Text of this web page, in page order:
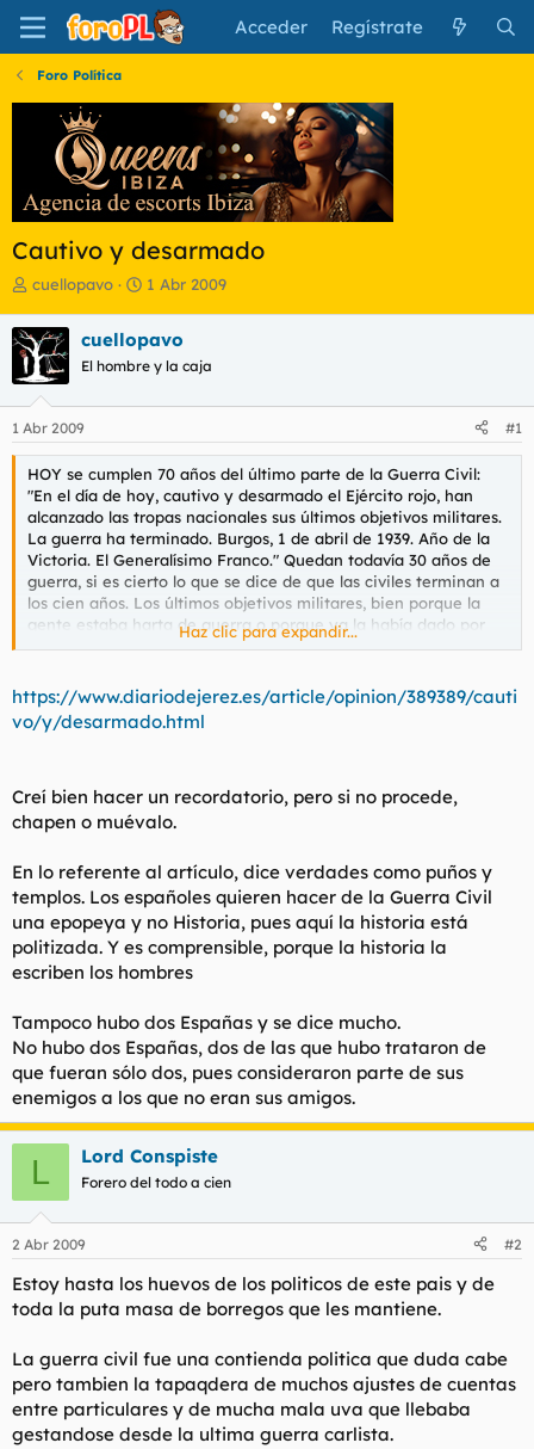
Acceder Regístrate
Foro Política
Cautivo y desarmado
I
i
c
i
a
d
o
r
d
e
l
t
e
m
a
cuellopavo
F
h
a
e
n
i
c
i
o
1 Abr 2009
cuellopavo
El hombre y la caja
1 Abr 2009 #1
HOY se cumplen 70 años del último parte de la Guerra Civil:
"En el día de hoy, cautivo y desarmado el Ejército rojo, han
alcanzado las tropas nacionales sus últimos objetivos militares.
La guerra ha terminado. Burgos, 1 de abril de 1939. Año de la
Victoria. El Generalísimo Franco." Quedan todavía 30 años de
guerra, si es cierto lo que se dice de que las civiles terminan a
los cien años. Los últimos objetivos militares, bien porque la
gente estaba harta de guerra o porque ya la había dado por
perdida, se alcanzaron casi sin lucha. La toma de Barcelona no
épico más reciente y los historiadores tienen que luchar contra
los prejuicios para contarnos con la objetividad posible de la
distancia lo que ocurrió entonces para mal de todos. No
poetas
La memoria oral está casi extinguida. Quedan aún vivos
muchos que vieron la contienda con ojos de niños, pero que
participaran en los combates quedan muy pocos. Esa es la
verdadera memoria histórica, porque la memoria es personal.
Lo que se quiere llamar memoria colectiva por la nefasta ley
de Memoria Histórica es una historia contado por un bando,
tan irreal como la contada desde el otro. Las guerras civiles no
porque un general enloquecido irrumpa en una sociedad
idílica, de paz y concordia, sino que empiezan cuando se sabe
con certeza que la paz es imposible y que la guerra ha
empezado ya meses antes de declararse abiertamente. Las
guerras no son truenos en cielos despejados: se esperan, se
sabe que la guerra va a estallar y los primeros disparos no
cogen de sorpresa a nadie medianamente informado.
Detenerlas es aplazarlas.
No hay inocentes en las guerras civiles. El valor estético que se
le otorga a los vencidos no es porque fueran mejores o
tuvieran la razón, sino porque así se hizo siempre en las
que Caín vivo y vencedor. Los tiempos no estaban para
moderaciones. Las democracias timoratas e imperfectas
fascismos y comunismos, dos caras terribles y teatrales de una
misma forma de dominar a las masas. La modernidad del siglo
XX había creado aquellos regímenes diabólicos que
entusiasmaban a las muchedumbres. La pobre República fue
irresoluta y torpe, engañada por todos desde dentro y desde
Haz clic para expandir...
https://www.diariodejerez.es/article/opinion/389389/cauti
vo/y/desarmado.html
Creí bien hacer un recordatorio, pero si no procede,
chapen o muévalo.
En lo referente al artículo, dice verdades como puños y
templos. Los españoles quieren hacer de la Guerra Civil
una epopeya y no Historia, pues aquí la historia está
politizada. Y es comprensible, porque la historia la
escriben los hombres
Tampoco hubo dos Españas y se dice mucho.
No hubo dos Españas, dos de las que hubo trataron de
que fueran sólo dos, pues consideraron parte de sus
enemigos a los que no eran sus amigos.
L Lord Conspiste
Forero del todo a cien
2 Abr 2009 #2
Estoy hasta los huevos de los politicos de este pais y de
toda la puta masa de borregos que les mantiene.
La guerra civil fue una contienda politica que duda cabe
pero tambien la tapaqdera de muchos ajustes de cuentas
entre particulares y de mucha mala uva que llebaba
gestandose desde la ultima guerra carlista.